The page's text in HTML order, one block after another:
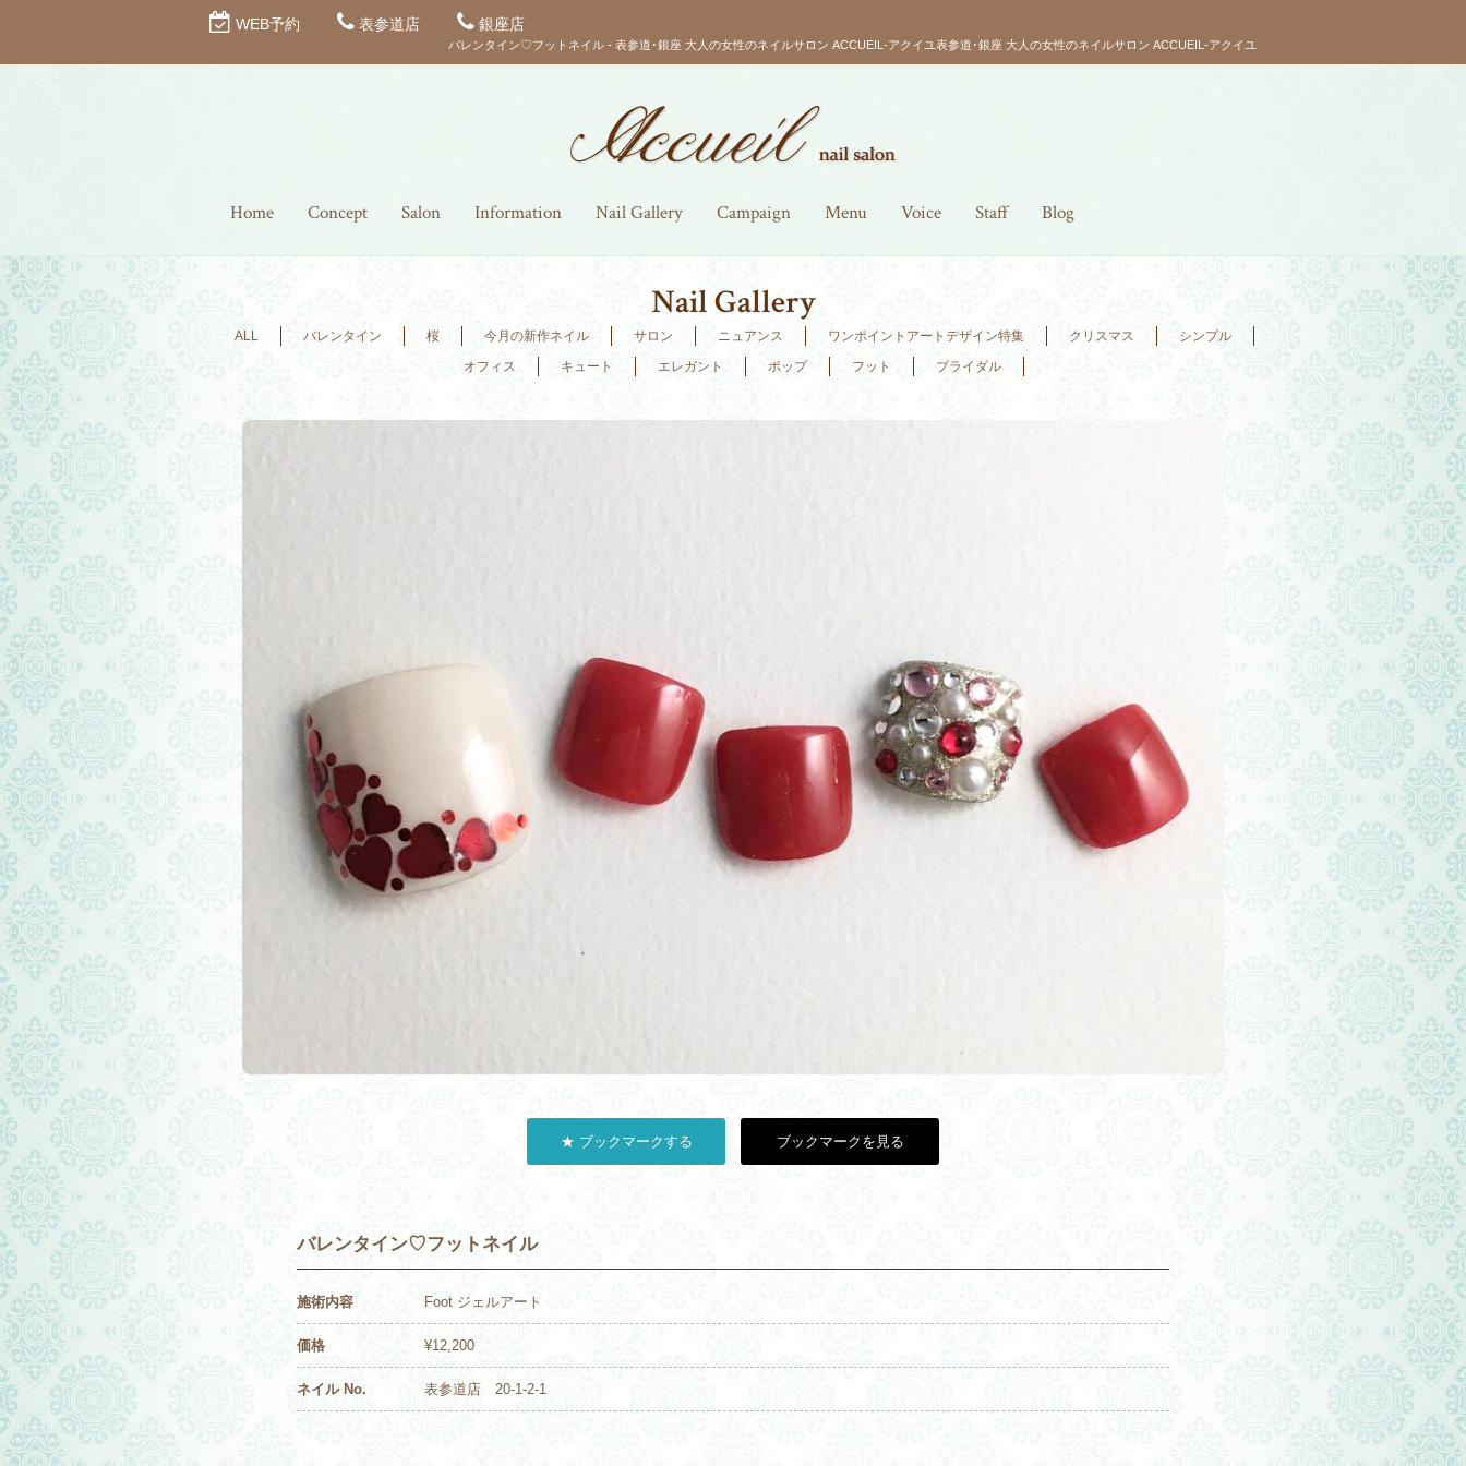
WEB予約 表参道店 銀座店
バレンタイン♡フットネイル - 表参道･銀座 大人の女性のネイルサロン ACCUEIL-アクイユ表参道･銀座 大人の女性のネイルサロン ACCUEIL-アクイユ
Home Concept Salon Information Nail Gallery Campaign Menu Voice Staff Blog
Nail Gallery
ALL バレンタイン 桜 今月の新作ネイル サロン ニュアンス ワンポイントアートデザイン特集 クリスマス
シンプル
オフィス
キュート エレガント ポップ フット ブライダル
★ ブックマークする ブックマークを見る
バレンタイン♡フットネイル
施術内容 Foot ジェルアート
価格 ¥12,200
ネイル No. 表参道店 20-1-2-1